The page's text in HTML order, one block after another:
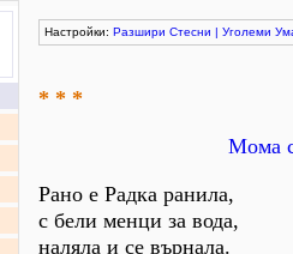
Настройки: Разшири Стесни | Уголеми
* * *
Мома
Рано е Радка ранила,
с бели менци за вода,
наляла и се върнала.